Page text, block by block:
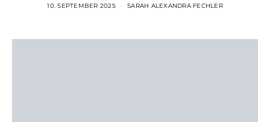
10. SEPTEMBER 2025 SARAH ALEXANDRA FECHLER